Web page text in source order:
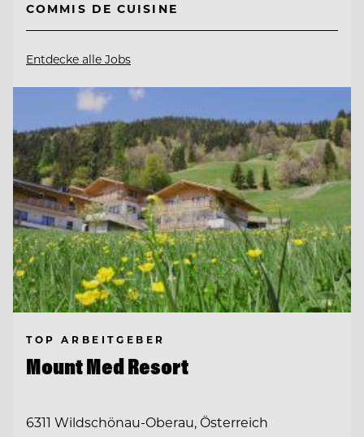
COMMIS DE CUISINE
Entdecke alle Jobs
TOP ARBEITGEBER
Mount Med Resort
6311 Wildschönau-Oberau, Österreich